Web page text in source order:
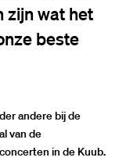
zijn wat het
beste
andere bij de
van de
in de Kuub.